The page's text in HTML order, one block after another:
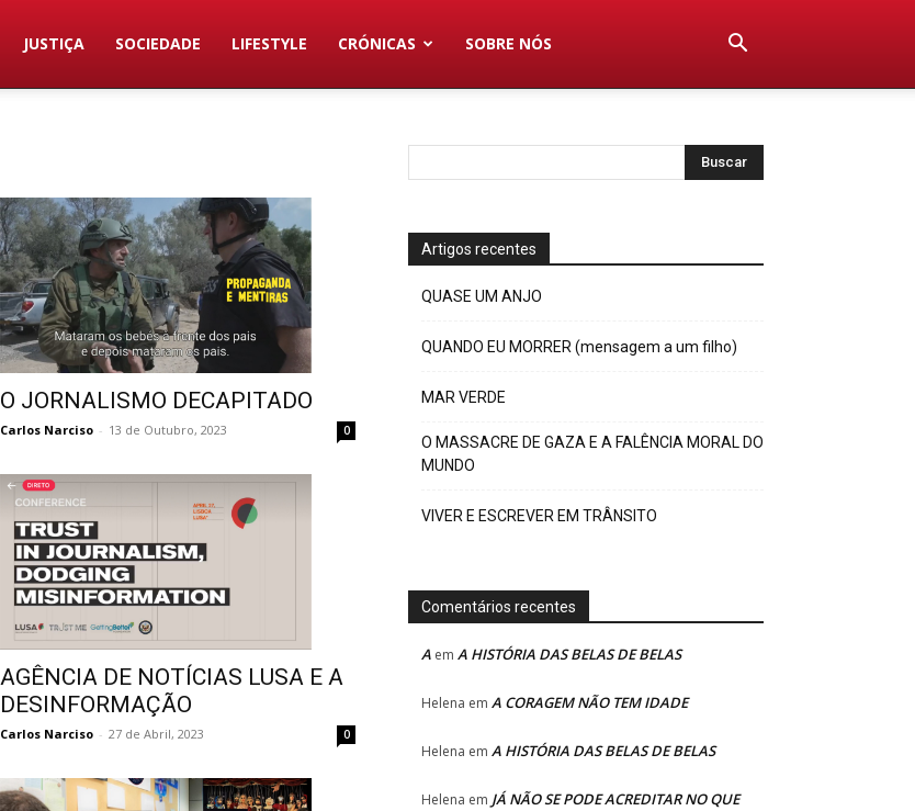
JUSTIÇA SOCIEDADE LIFESTYLE CRÓNICAS SOBRE NÓS
O JORNALISMO DECAPITADO
Carlos Narciso - 13 de Outubro, 2023 0
AGÊNCIA DE NOTÍCIAS LUSA E A
DESINFORMAÇÃO
Carlos Narciso - 27 de Abril, 2023 0
Artigos recentes
QUASE UM ANJO
QUANDO EU MORRER (mensagem a um filho)
MAR VERDE
O MASSACRE DE GAZA E A FALÊNCIA MORAL DO
MUNDO
VIVER E ESCREVER EM TRÂNSITO
Comentários recentes
A em A HISTÓRIA DAS BELAS DE BELAS
Helena em A CORAGEM NÃO TEM IDADE
Helena em A HISTÓRIA DAS BELAS DE BELAS
Helena em JÁ NÃO SE PODE ACREDITAR NO QUE